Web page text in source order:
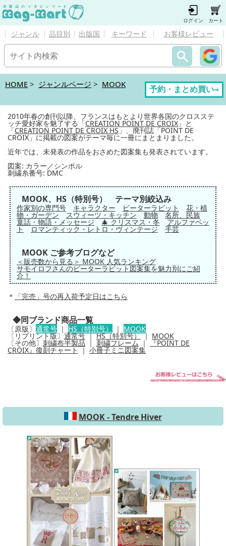
ログイン カート
ジャンル 品目別 出版国 キーワード お客様レビュー
HOME > ジャンルページ > MOOK
予約・まとめ買い→
2010年春の創刊以降、フランスはもとより世界各国のクロスステ
ッチ愛好家を魅了する「CREATION POINT DE CROIX 」と
「CREATION POINT DE CROIX HS 」、廃刊誌「POINT DE
CROIX」に掲載の図案がテーマ毎に一冊にまとまりました。
近年では、未発表の作品をおさめた図案集も発表されています。
図案: カラー／シンボル
刺繍糸番号: DMC
MOOK、HS（特別号） テーマ別絞込み
作家別の専門号 キャラクター ピーターラビット 花・植
物・ガーデン スウィーツ・キッチン 動物 名所、民族
童話・物語・メッセージ 🎄 クリスマス・冬 アルファベッ
ト ロマンティック・レトロ・ヴィンテージ 手芸
MOOK ご参考ブログなど
＜販売数から見る＞ MOOK 人気ランキング
サモイロフさんのピーターラビット図案集を魅力別にご紹
介！
＊ 「完売」号の再入荷予定日はこちら
◆同ブランド商品一覧
〔原版〕 通常号 ｜ HS（特別号） ｜ MOOK
〔リプリント版〕通常号｜HS（特別号）｜ MOOK
〔その他〕 刺繍布半製品 刺繍フレーム｜ 『POINT DE
CROIX』復刻チャート｜ 小冊子ミニ図案集
MOOK - Tendre Hiver